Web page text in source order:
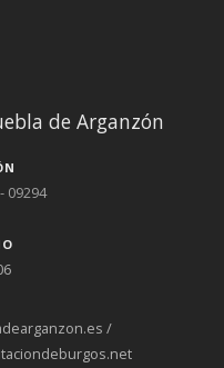
de Arganzón
09294
/